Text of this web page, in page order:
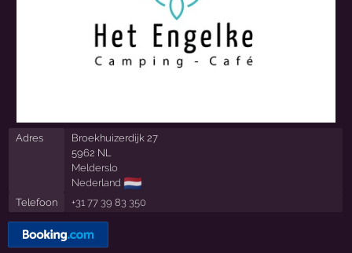
Adres
Broekhuizerdijk 27
5962 NL
Melderslo
Nederland 🇳🇱
Telefoon +31 77 39 83 350